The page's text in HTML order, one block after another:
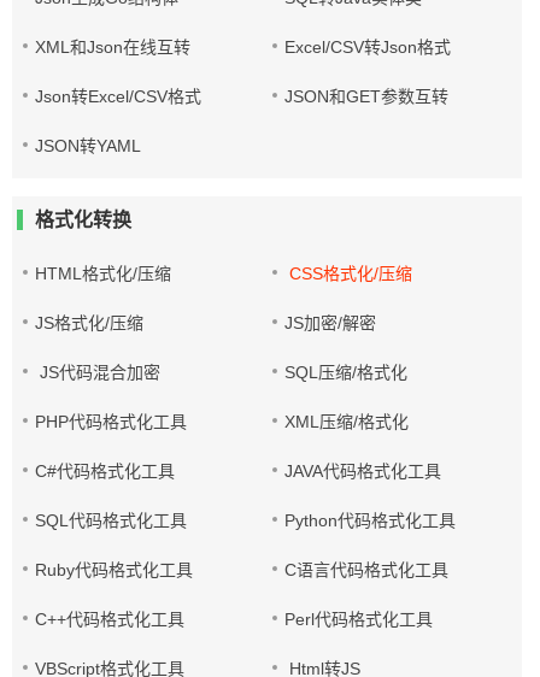
XML和Json在线互转 Excel/CSV转Json格式
Json转Excel/CSV格式 JSON和GET参数互转
JSON转YAML
格式化转换
HTML格式化/压缩 CSS格式化/压缩
JS格式化/压缩 JS加密/解密
JS代码混合加密 SQL压缩/格式化
PHP代码格式化工具 XML压缩/格式化
C#代码格式化工具 JAVA代码格式化工具
SQL代码格式化工具 Python代码格式化工具
Ruby代码格式化工具 C语言代码格式化工具
C++代码格式化工具 Perl代码格式化工具
VBScript格式化工具 Html转JS